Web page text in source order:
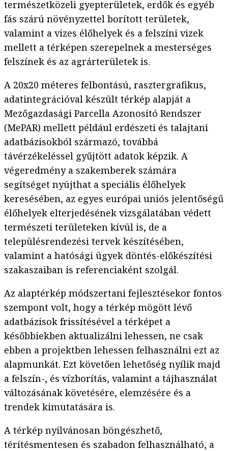
természetközeli gyepterületek, erdők és egyéb
fás szárú növényzettel borított területek,
valamint a vizes élőhelyek és a felszíni vizek
mellett a térképen szerepelnek a mesterséges
felszínek és az agrárterületek is.
A 20x20 méteres felbontású, rasztergrafikus,
adatintegrációval készült térkép alapját a
Mezőgazdasági Parcella Azonosító Rendszer
(MePAR) mellett például erdészeti és talajtani
adatbázisokból származó, továbbá
távérzékeléssel gyűjtött adatok képzik. A
végeredmény a szakemberek számára
segítséget nyújthat a speciális élőhelyek
keresésében, az egyes európai uniós jelentőségű
élőhelyek elterjedésének vizsgálatában védett
természeti területeken kívül is, de a
településrendezési tervek készítésében,
valamint a hatósági ügyek döntés-előkészítési
szakaszaiban is referenciaként szolgál.
Az alaptérkép módszertani fejlesztésekor fontos
szempont volt, hogy a térkép mögött lévő
adatbázisok frissítésével a térképet a
későbbiekben aktualizálni lehessen, ne csak
ebben a projektben lehessen felhasználni ezt az
alapmunkát. Ezt követően lehetőség nyílik majd
a felszín-, és vízborítás, valamint a tájhasználat
változásának követésére, elemzésére és a
trendek kimutatására is.
A térkép nyilvánosan böngészhető,
térítésmentesen és szabadon felhasználható, a